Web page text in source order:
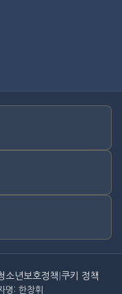
소년보호정책 쿠키 정책
명: 한창휘